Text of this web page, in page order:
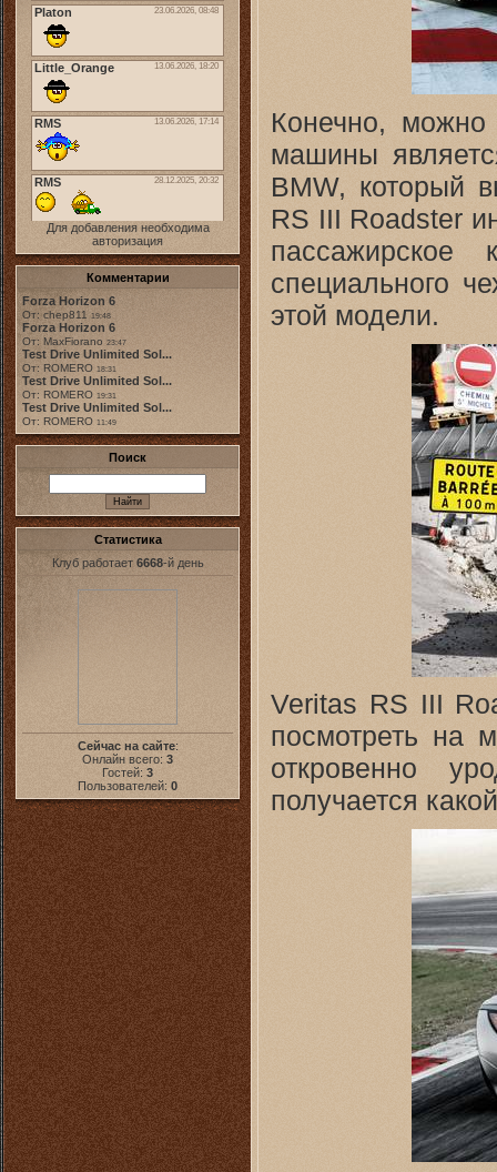
Для добавления необходима
авторизация
Комментарии
Forza Horizon 6
От: chep811 19:48
Forza Horizon 6
От: MaxFiorano 23:47
Test Drive Unlimited Sol...
От: ROMERO 18:31
Test Drive Unlimited Sol...
От: ROMERO 19:31
Test Drive Unlimited Sol...
От: ROMERO 11:49
Поиск
Статистика
Клуб работает 6668-й день
Сейчас на сайте:
Онлайн всего: 3
Гостей: 3
Пользователей: 0
Конечно, можно
машины
BMW, который
RS III Roadster
специального
этой модели.
Veritas RS III
посмотреть на
откровенно
получается